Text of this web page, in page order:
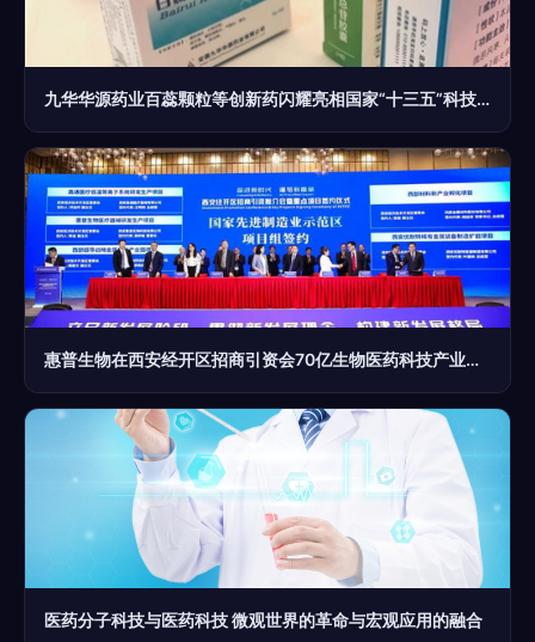
九华华源药业百蕊颗粒等创新药闪耀亮相国家“十三五”科技创新成就展，彰显医药科技硬实力
惠普生物在西安经开区招商引资会70亿生物医药科技产业园项目中占有一席之地
医药分子科技与医药科技 微观世界的革命与宏观应用的融合